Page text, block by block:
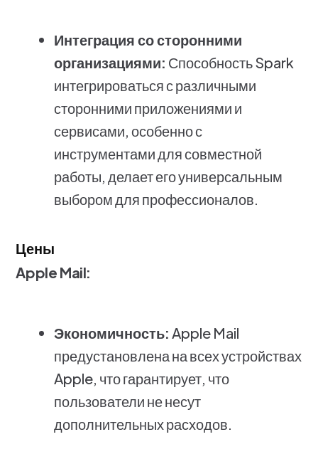
Интеграция со сторонними
организациями: Способность Spark
интегрироваться с различными
сторонними приложениями и
сервисами, особенно с
инструментами для совместной
работы, делает его универсальным
выбором для профессионалов.
Цены
Apple Mail:
Экономичность: Apple Mail
предустановлена на всех устройствах
Apple, что гарантирует, что
пользователи не несут
дополнительных расходов.